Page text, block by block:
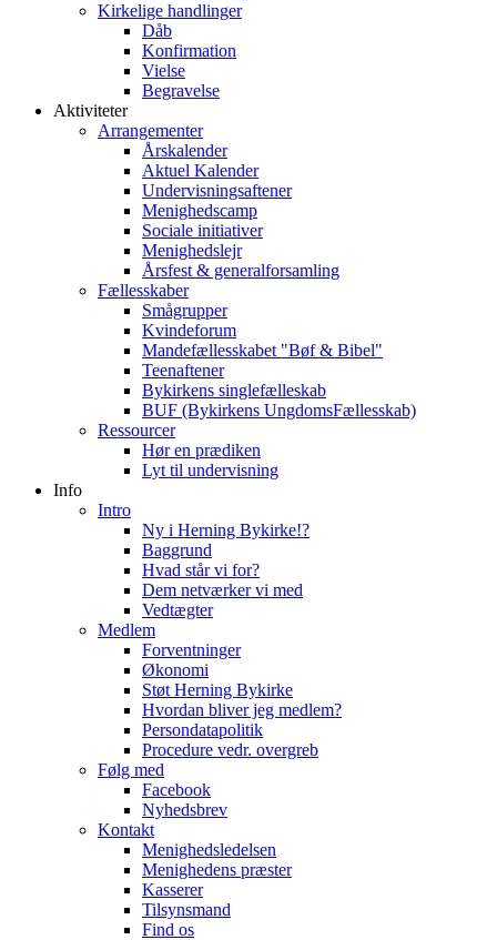
Kirkelige handlinger
Dåb
Konfirmation
Vielse
Begravelse
Aktiviteter
Arrangementer
Årskalender
Aktuel Kalender
Undervisningsaftener
Menighedscamp
Sociale initiativer
Menighedslejr
Årsfest & generalforsamling
Fællesskaber
Smågrupper
Kvindeforum
Mandefællesskabet "Bøf & Bibel"
Teenaftener
Bykirkens singlefælleskab
BUF (Bykirkens UngdomsFællesskab)
Ressourcer
Hør en prædiken
Lyt til undervisning
Info
Intro
Ny i Herning Bykirke!?
Baggrund
Hvad står vi for?
Dem netværker vi med
Vedtægter
Medlem
Forventninger
Økonomi
Støt Herning Bykirke
Hvordan bliver jeg medlem?
Persondatapolitik
Procedure vedr. overgreb
Følg med
Facebook
Nyhedsbrev
Kontakt
Menighedsledelsen
Menighedens præster
Kasserer
Tilsynsmand
Find os